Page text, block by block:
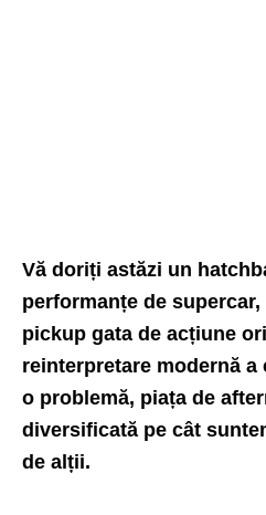
Vă doriți astăzi un
performanțe de supercar,
pickup gata de acțiune
reinterpretare modernă a
o problemă, piața de
diversificată pe cât
de alții.